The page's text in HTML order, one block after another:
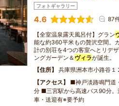
フォトギャラリー
4.6 87
【全室温泉露天風呂付】グラン
能な約360平米もの贅沢空間。
計の別荘を4つの客室へとリデ
ングガーデン＆ ヴィラが誕生。
住所
兵庫県洲本市小路谷１
アクセス
■神戸淡路鳴門道
分 ■三宮駅から高速バス90分。
車・送迎有※要予約